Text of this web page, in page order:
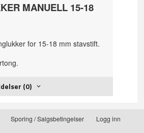
MANUELL 15-18
for 15-18 mm stavstift.
(0)
Sporing / Salgsbetingelser Logg inn